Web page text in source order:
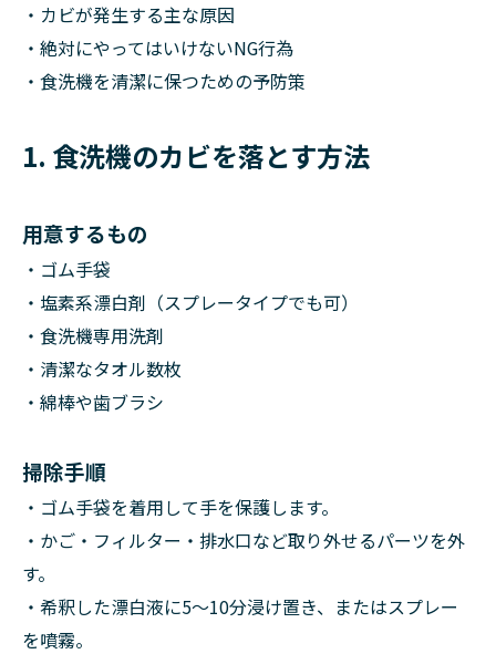
・カビが発生する主な原因
・絶対にやってはいけないNG行為
・食洗機を清潔に保つための予防策
1. 食洗機のカビを落とす方法
用意するもの
・ゴム手袋
・塩素系漂白剤（スプレータイプでも可）
・食洗機専用洗剤
・清潔なタオル数枚
・綿棒や歯ブラシ
掃除手順
・ゴム手袋を着用して手を保護します。
・かご・フィルター・排水口など取り外せるパーツを外
す。
・希釈した漂白液に5〜10分浸け置き、またはスプレー
を噴霧。